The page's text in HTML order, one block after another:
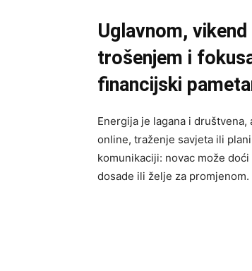
Uglavnom,
trošenjem i
financijski
Energija je lagana i
online, traženje savjeta ili
komunikaciji: novac može
dosade ili želje za promjenom.